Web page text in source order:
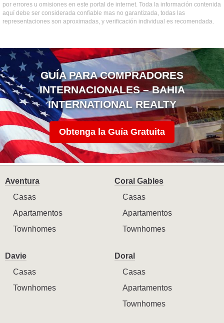
por errores u omisiones en este portal de internet. Toda la información contenida
aquí debe ser considerada confiable mas no garantizada, todas las
representaciones son aproximadas, y verificación individual es recomendada.
GUÍA PARA COMPRADORES
INTERNACIONALES – BAHIA
INTERNATIONAL REALTY
Obtenga la Guía Gratuita
Aventura
Casas
Apartamentos
Townhomes
Coral Gables
Casas
Apartamentos
Townhomes
Davie
Casas
Townhomes
Doral
Casas
Apartamentos
Townhomes